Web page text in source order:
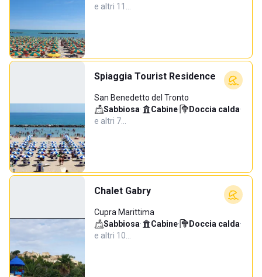
e altri 11…
Spiaggia Tourist Residence
San Benedetto del Tronto
Sabbiosa· Cabine· Doccia calda·
e altri 7…
Chalet Gabry
Cupra Marittima
Sabbiosa· Cabine· Doccia calda·
e altri 10…